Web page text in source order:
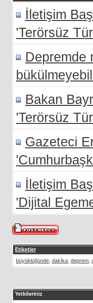
İletişim
'Terörsüz
Depremde
Bakan
'Terörsüz
Gazeteci
İletişim
'Dijital
Etiketler
büyüklüğünde dakİka deprem
Yetkileriniz